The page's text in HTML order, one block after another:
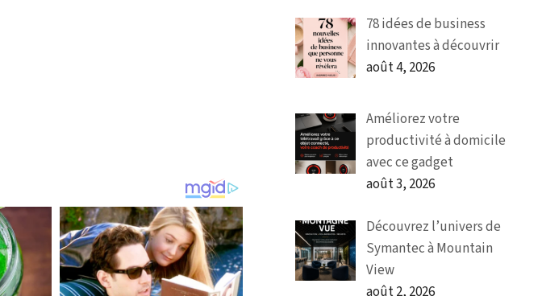
78 idées de business
innovantes à découvrir
août 4, 2026
Améliorez votre
productivité à domicile
avec ce gadget
août 3, 2026
Découvrez l’univers de
Symantec à Mountain
View
août 2, 2026